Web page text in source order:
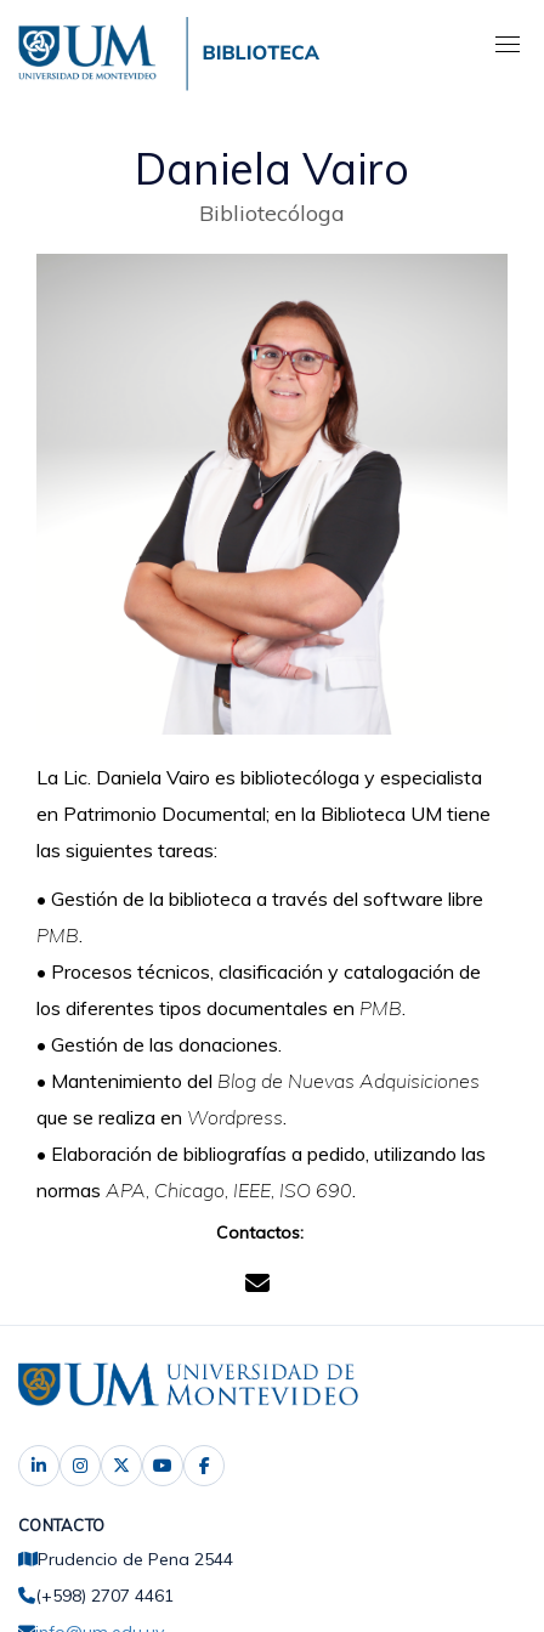
contenido
principal
Daniela Vairo
Bibliotecóloga
La Lic. Daniela Vairo es bibliotecóloga y especialista
en Patrimonio Documental; en la Biblioteca UM tiene
las siguientes tareas:
• Gestión de la biblioteca a través del software libre
PMB.
• Procesos técnicos, clasificación y catalogación de
los diferentes tipos documentales en PMB.
• Gestión de las donaciones.
• Mantenimiento del Blog de Nuevas Adquisiciones
que se realiza en Wordpress.
• Elaboración de bibliografías a pedido, utilizando las
normas APA, Chicago, IEEE, ISO 690.
Contactos:
CONTACTO
Prudencio de Pena 2544
(+598) 2707 4461